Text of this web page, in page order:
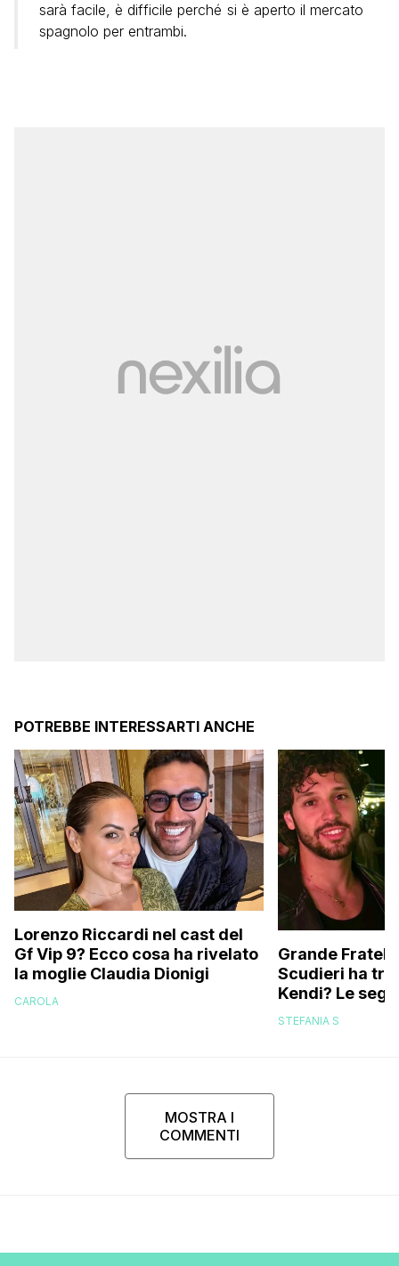
sarà facile, è difficile perché si è aperto il mercato
spagnolo per entrambi.
POTREBBE INTERESSARTI ANCHE
Lorenzo Riccardi nel cast del
Gf Vip 9? Ecco cosa ha rivelato
la moglie Claudia Dionigi
CAROLA
Grande
Scudieri ha
Kendi? Le
replica dell’ex
STEFANIA S
MOSTRA I
COMMENTI